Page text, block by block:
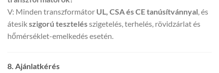
V: Minden transzformátor UL, CSA és CE tanúsítvánnyal, és
átesikszigorú tesztelésszigetelés, terhelés, rövidzárlat és
hőmérséklet-emelkedés esetén.
8. Ajánlatkérés